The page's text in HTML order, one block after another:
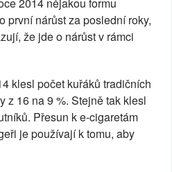
2014 nějakou formu
první nárůst za poslední roky,
že jde o nárůst v rámci
klesl počet kuřáků tradičních
z 16 na 9 %. Stejně tak klesl
Přesun k e-cigaretám
je používají k tomu, aby